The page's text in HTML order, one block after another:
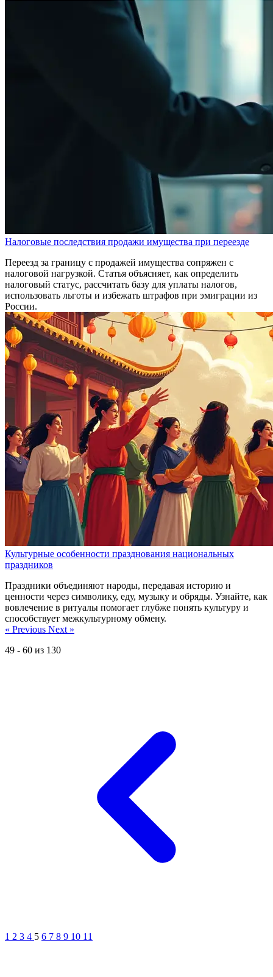
Налоговые последствия продажи имущества при переезде
Переезд за границу с продажей имущества сопряжен с
налоговой нагрузкой. Статья объясняет, как определить
налоговый статус, рассчитать базу для уплаты налогов,
использовать льготы и избежать штрафов при эмиграции из
России.
Культурные особенности празднования национальных
праздников
Праздники объединяют народы, передавая историю и
ценности через символику, еду, музыку и обряды. Узнайте, как
вовлечение в ритуалы помогает глубже понять культуру и
способствует межкультурному обмену.
« Previous Next »
49 - 60 из 130
1 2 3 4 5 6 7 8 9 10 11